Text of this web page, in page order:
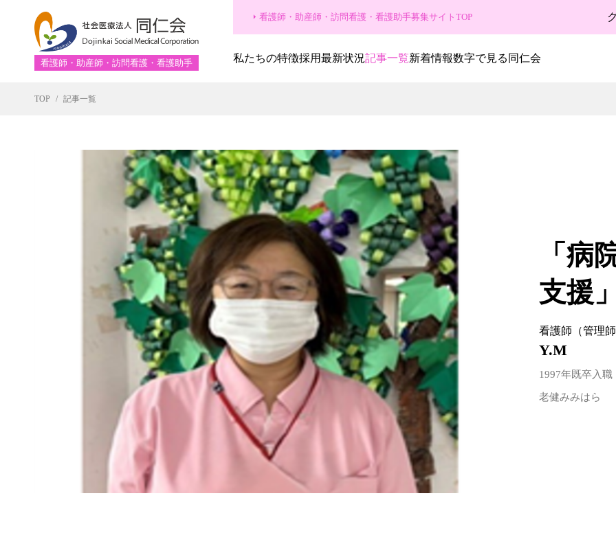
看護師・助産師・訪問看護・看護助手
看護師・助産師・訪問看護・看護助手募集サイトTOP
私たちの特徴採用最新状況記事一覧新着情報数字で見る同仁会
TOP 記事一覧
「病
支援
看護師（管理
Y.M
1997年既卒入職
老健みみはら